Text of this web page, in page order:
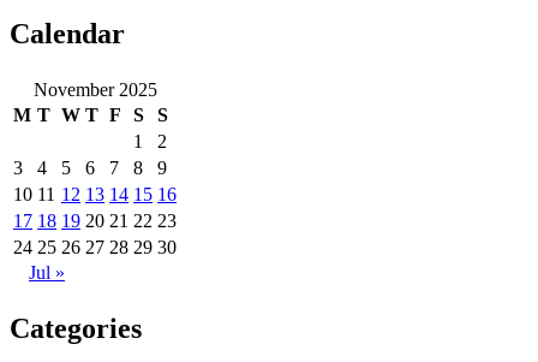
Calendar
November 2025
M T W T F S
S
1
2
3
4 5 6 7 8
9
10 11 12 13 14 15 16
17 18 19 20 21 22 23
24 25 26 27 28 29 30
Jul »
Categories